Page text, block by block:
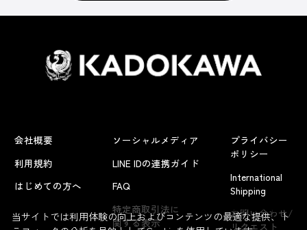
よくあるお問い合わせ
会社概要
利用規約
はじめての方へ
ソーシャルメディア
LINE IDの連携ガイド
FAQ
特定商取引法に
関する表示
プライバシー
ポリシー
International
Shipping
お問い合わせ/
リクエスト
当サイトでは利用体験の向上およびコンテンツの最適な提供、ト